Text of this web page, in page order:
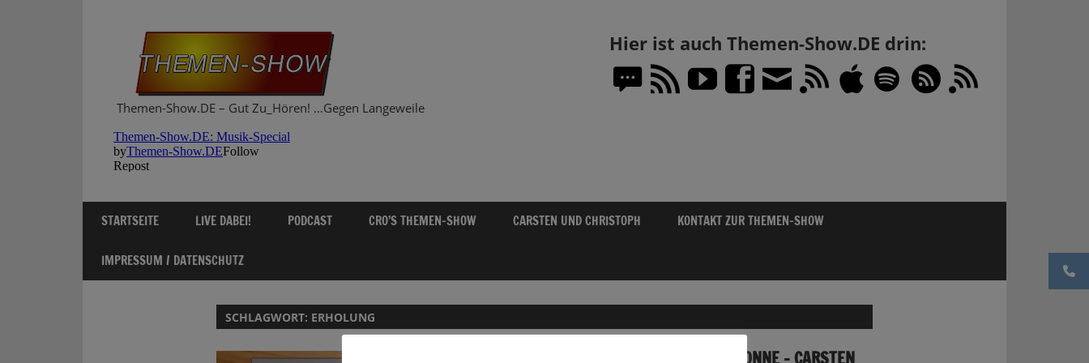
Themen-Show.DE – Gut Zu_Hören! …Gegen Langeweile
Hier ist auch Themen-Show.DE drin:
STARTSEITE LIVE DABEI! PODCAST CRO’S THEMEN-SHOW CARSTEN UND CHRISTOPH KONTAKT ZUR THEMEN-SHOW
IMPRESSUM / DATENSCHUTZ
SCHLAGWORT: ERHOLUNG
WIRTSCHAFT: ERST REGENSCHIRM, DANN SONNE – CARSTEN